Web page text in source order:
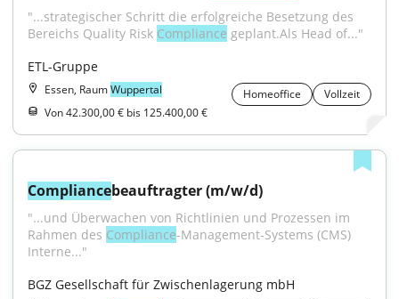
"...strategischer Schritt die erfolgreiche Besetzung des
Bereichs Quality Risk Compliance geplant.Als Head of..."
ETL-Gruppe
Essen, RaumWuppertal Homeoffice
Vollzeit
Von 42.300,00 € bis 125.400,00 €
Compliancebeauftragter (m/w/d)
"...und Überwachen von Richtlinien und Prozessen im
Rahmen des Compliance-Management-Systems (CMS)
Interne..."
BGZ Gesellschaft für Zwischenlagerung mbH